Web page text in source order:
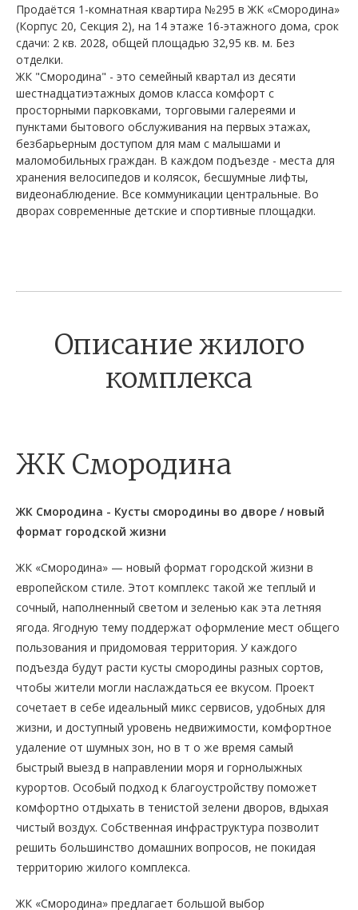
Продаётся 1-комнатная квартира №295 в ЖК «Смородина»
(Корпус 20, Секция 2), на 14 этаже 16-этажного дома, срок
сдачи: 2 кв. 2028, общей площадью 32,95 кв. м. Без
отделки.
ЖК "Смородина" - это семейный квартал из десяти
шестнадцатиэтажных домов класса комфорт с
просторными парковками, торговыми галереями и
пунктами бытового обслуживания на первых этажах,
безбарьерным доступом для мам с малышами и
маломобильных граждан. В каждом подъезде - места для
хранения велосипедов и колясок, бесшумные лифты,
видеонаблюдение. Все коммуникации центральные. Во
дворах современные детские и спортивные площадки.
Описание жилого
комплекса
ЖК Смородина
ЖК Смородина - Кусты смородины во дворе / новый
формат городской жизни
ЖК «Смородина» — новый формат городской жизни в
европейском стиле. Этот комплекс такой же теплый и
сочный, наполненный светом и зеленью как эта летняя
ягода. Ягодную тему поддержат оформление мест общего
пользования и придомовая территория. У каждого
подъезда будут расти кусты смородины разных сортов,
чтобы жители могли наслаждаться ее вкусом. Проект
сочетает в себе идеальный микс сервисов, удобных для
жизни, и доступный уровень недвижимости, комфортное
удаление от шумных зон, но в т о же время самый
быстрый выезд в направлении моря и горнолыжных
курортов. Особый подход к благоустройству поможет
комфортно отдыхать в тенистой зелени дворов, вдыхая
чистый воздух. Собственная инфраструктура позволит
решить большинство домашних вопросов, не покидая
территорию жилого комплекса.
ЖК «Смородина» предлагает большой выбор